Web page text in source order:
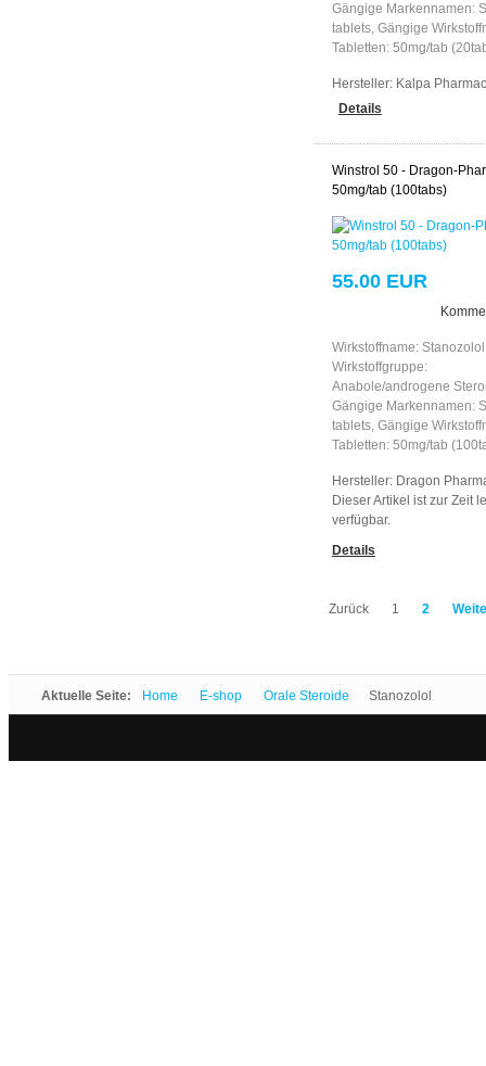
Gängige Markennamen:
tablets, Gängige
Tabletten: 50mg/tab
Hersteller: Kalpa
Details
Winstrol 50 - Dragon-
50mg/tab (100tabs)
55.00 EUR
Wirkstoffname:
Wirkstoffgruppe:
Anabole/androgene
Gängige Markennamen:
tablets, Gängige
Tabletten: 50mg/tab
Hersteller: Dragon
Dieser Artikel ist zur Zeit
verfügbar.
Details
Zurück 1 2
Aktuelle Seite: Home E-shop Orale Steroide Stanozolol